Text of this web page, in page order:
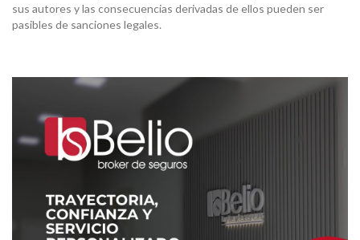
sus autores y las consecuencias derivadas de ellos pueden ser
pasibles de sanciones legales.